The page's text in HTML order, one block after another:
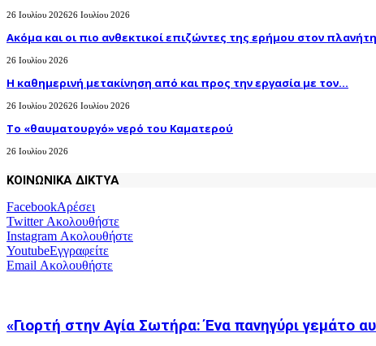
26 Ιουλίου 202626 Ιουλίου 2026
Ακόμα και οι πιο ανθεκτικοί επιζώντες της ερήμου στον
26 Ιουλίου 2026
H καθημερινή μετακίνηση από και προς την εργασία με τον...
26 Ιουλίου 202626 Ιουλίου 2026
Το «θαυματουργό» νερό του Καματερού
26 Ιουλίου 2026
ΚΟΙΝΩΝΙΚΑ ΔΙΚΤΥΑ
FacebookΑρέσει
TwitterΑκολουθήστε
Instagram Ακολουθήστε
YoutubeΕγγραφείτε
Email Ακολουθήστε
«Γιορτή στην Αγία Σωτήρα: Ένα πανηγύρι γεμάτο